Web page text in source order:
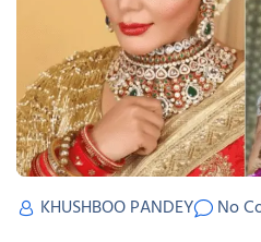
KHUSHBOO PANDEY
No